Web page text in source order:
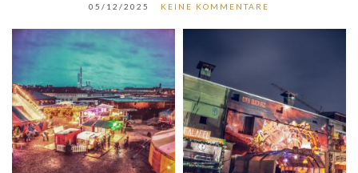
05/12/2025 KEINE KOMMENTARE